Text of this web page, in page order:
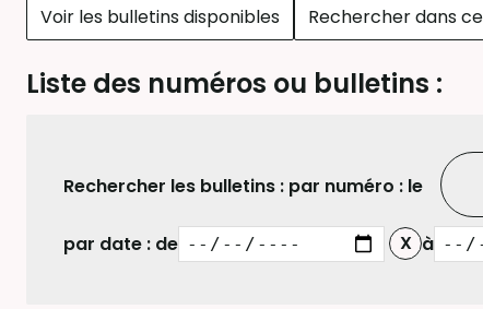
Voir les bulletins disponibles Rechercher dans
Liste des numéros ou bulletins :
Rechercher les bulletins : par numéro : le
par date : de à